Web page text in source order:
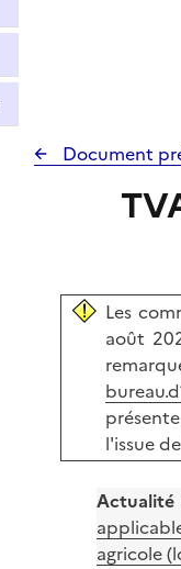
Document
Les
août
l'issue
agricole